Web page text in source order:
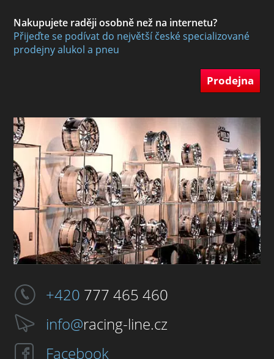
Nakupujete raději osobně než na internetu?
Přijeďte se podívat do největší české specializované
prodejny alukol a pneu
Prodejna
+420 777 465 460
info@racing-line.cz
Facebook